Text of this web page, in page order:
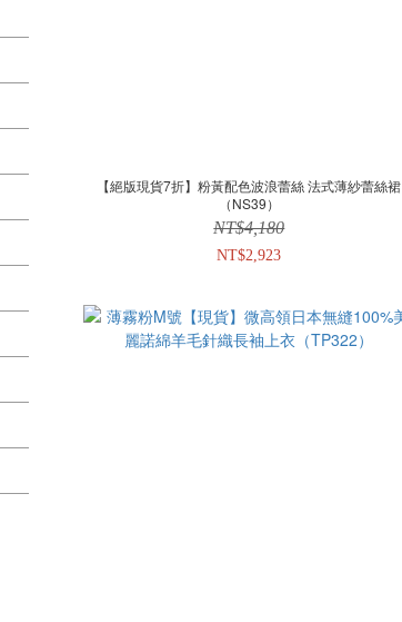
【絕版現貨7折】粉黃配色波浪蕾絲 法式薄紗蕾絲裙
（NS39）
NT$4,180
NT$2,923